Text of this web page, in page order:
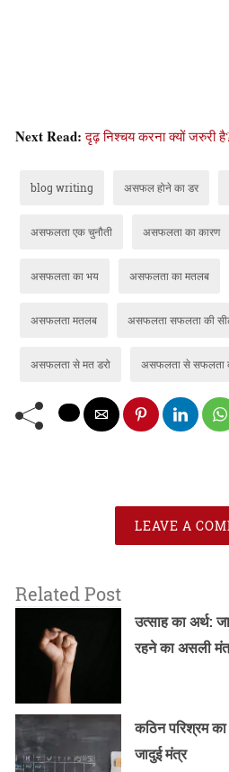
Next Read:दृढ़ निश्चय करना क्यों जरुरी
blog writing असफल होने का डर
असफलता एक चुनौती असफलता का कारण
असफलता का भय असफलता का मतलब
असफलता मतलब असफलता सफलता की
असफलता से मत डरो असफलता से सफलता
LEAVE A
Related Post
उत्साह का अर्थ:
रहने का असली
कठिन परिश्रम
जादुई मंत्र